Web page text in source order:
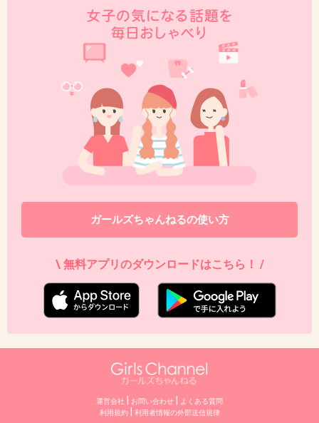
2026/06/03(水) 09:44:12
セミオーダーとか、シューフィッターとか色々お世話にな
ったけど、逆の発想でワークマンの安ーいの履いてみた。
サイズがSMLしかないやつ。
そこに中敷入れてカスタマイズ。
1900円の割につかえてる。
あくまで自分はなんだけど、体幹が弱いとか腹筋が弱いの
が影響してる気がする。
もも全体（特に内や裏）を使って歩けてないというか。
+7
ガールズちゃんねるの使い方
\ 無料アプリのダウンロードはこちら！ /
運営会社 お問い合わせ
よくある質問
利用規約| 利⽤者情報の外部送信規律